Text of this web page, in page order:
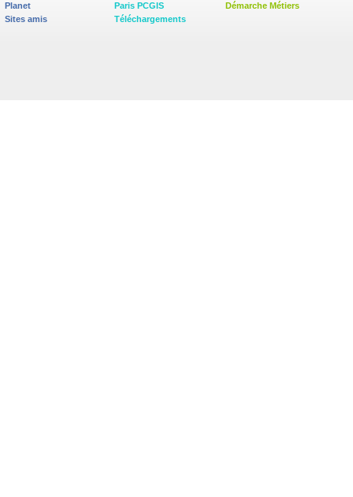
Planet
Sites amis
Paris PCGIS
Téléchargements
Démarche Métiers